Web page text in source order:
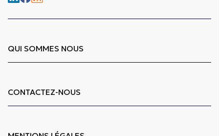
QUI SOMMES NOUS
CONTACTEZ-NOUS